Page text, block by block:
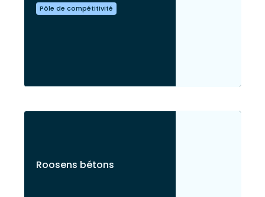
Pôle de compétitivité
Roosens bétons